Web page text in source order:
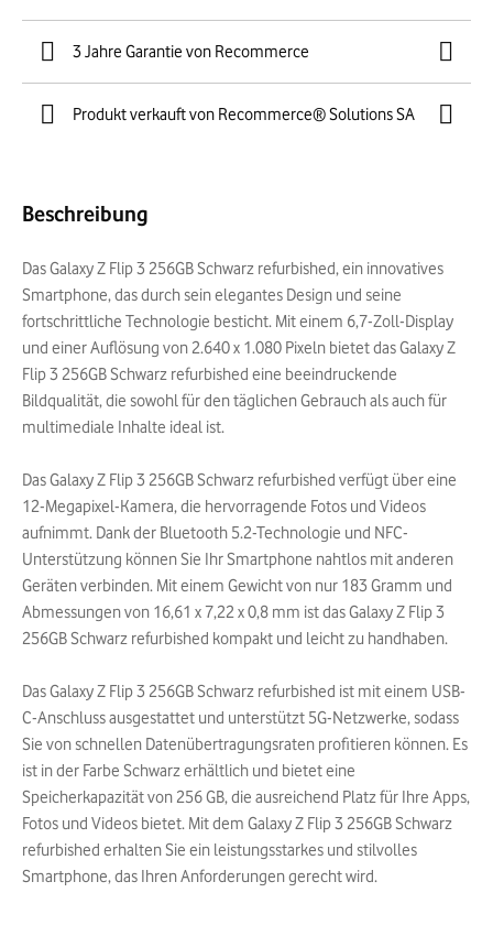
3 Jahre Garantie von Recommerce
Produkt verkauft von Recommerce® Solutions SA
Beschreibung
Das Galaxy Z Flip 3 256GB Schwarz refurbished, ein innovatives
Smartphone, das durch sein elegantes Design und seine
fortschrittliche Technologie besticht. Mit einem 6,7-Zoll-Display
und einer Auflösung von 2.640 x 1.080 Pixeln bietet das Galaxy Z
Flip 3 256GB Schwarz refurbished eine beeindruckende
Bildqualität, die sowohl für den täglichen Gebrauch als auch für
multimediale Inhalte ideal ist.
Das Galaxy Z Flip 3 256GB Schwarz refurbished verfügt über eine
12-Megapixel-Kamera, die hervorragende Fotos und Videos
aufnimmt. Dank der Bluetooth 5.2-Technologie und NFC-
Unterstützung können Sie Ihr Smartphone nahtlos mit anderen
Geräten verbinden. Mit einem Gewicht von nur 183 Gramm und
Abmessungen von 16,61 x 7,22 x 0,8 mm ist das Galaxy Z Flip 3
256GB Schwarz refurbished kompakt und leicht zu handhaben.
Das Galaxy Z Flip 3 256GB Schwarz refurbished ist mit einem USB-
C-Anschluss ausgestattet und unterstützt 5G-Netzwerke, sodass
Sie von schnellen Datenübertragungsraten profitieren können. Es
ist in der Farbe Schwarz erhältlich und bietet eine
Speicherkapazität von 256 GB, die ausreichend Platz für Ihre Apps,
Fotos und Videos bietet. Mit dem Galaxy Z Flip 3 256GB Schwarz
refurbished erhalten Sie ein leistungsstarkes und stilvolles
Smartphone, das Ihren Anforderungen gerecht wird.